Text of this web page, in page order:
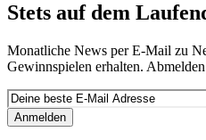
Stets auf dem
Monatliche News per E-Mail zu
Gewinnspielen erhalten.
Anmelden